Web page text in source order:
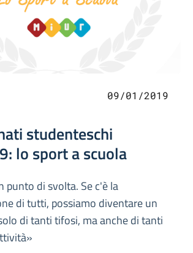
09/01/2019
studenteschi
lo sport a scuola
punto di svolta. Se c'è la
di tutti, possiamo diventare un
di tanti tifosi, ma anche di tanti